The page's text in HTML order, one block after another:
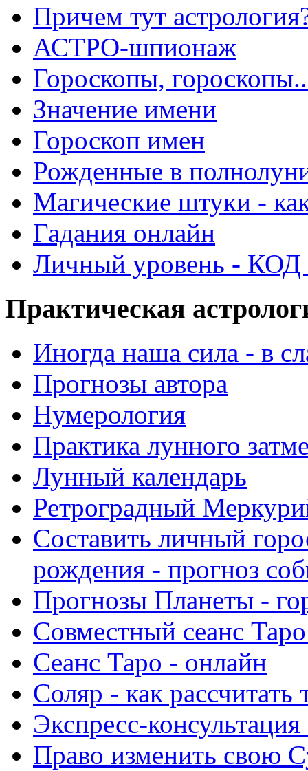
Причем тут
АСТРО-шпионаж
Гороскопы,
Значение имени
Гороскоп имен
Рожденные в
Магические штуки -
Гадания онлайн
Личный уровень - КОД
Практическая
Иногда наша сила - в
Прогнозы автора
Нумерология
Практика лунного
Лунный календарь
Ретроградный
Составить личный
рождения - прогноз
Прогнозы Планеты -
Совместный сеанс
Сеанс Таро - онлайн
Соляр - как
Экспресс-
Право изменить свою